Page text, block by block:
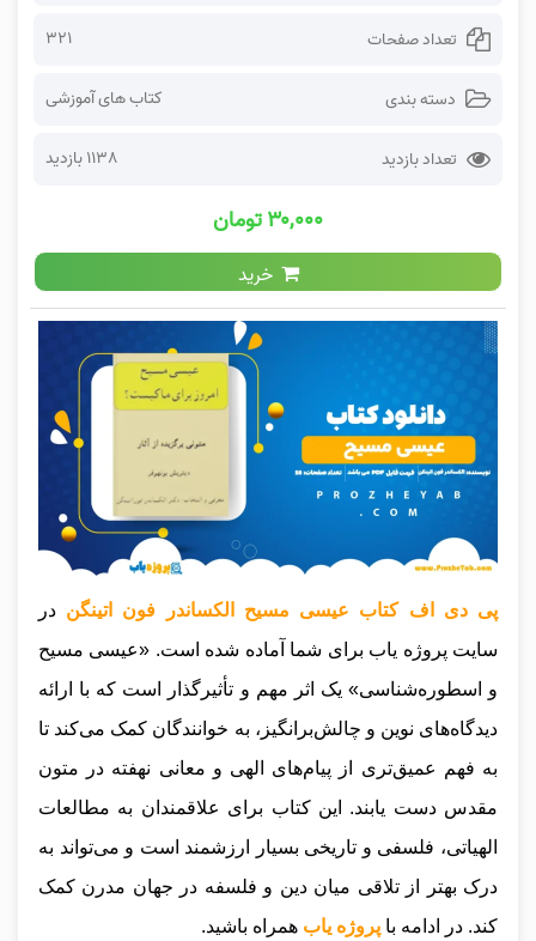
تعداد صفحات 321
دسته بندی کتاب های آموزشی
تعداد بازدید 1138 بازدید
۳۰,۰۰۰ تومان
خرید
پی دی اف کتاب عیسی مسیح الکساندر فون اتینگن در
سایت پروژه یاب برای شما آماده شده است. «عیسی مسیح
و اسطوره‌شناسی» یک اثر مهم و تأثیرگذار است که با ارائه
دیدگاه‌های نوین و چالش‌برانگیز، به خوانندگان کمک می‌کند تا
به فهم عمیق‌تری از پیام‌های الهی و معانی نهفته در متون
مقدس دست یابند. این کتاب برای علاقمندان به مطالعات
الهیاتی، فلسفی و تاریخی بسیار ارزشمند است و می‌تواند به
درک بهتر از تلاقی میان دین و فلسفه در جهان مدرن کمک
کند. در ادامه با پروژه یاب همراه باشید.